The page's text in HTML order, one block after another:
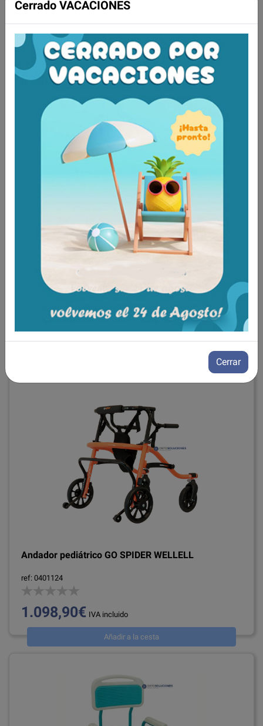
Tambien te recomendamos
Andador postural infantil BIRILLO
695,00€ IVA incluido
Andador pediátrico GO SPIDER WELLELL
ref: 0401124
1.098,90€ IVA incluido
Añadir a la cesta
Cerrado VACACIONES
Cerrar